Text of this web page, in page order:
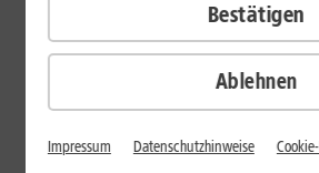
Wie funktioniert eine
Mobilfunk?
Ablehnen
Bestätigen
Impressum Datenschutzhinweise